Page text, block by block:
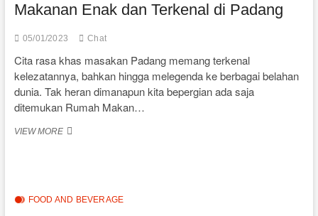
Makanan Enak dan Terkenal di Padang
05/01/2023 Chat
Cita rasa khas masakan Padang memang terkenal
kelezatannya, bahkan hingga melegenda ke berbagai belahan
dunia. Tak heran dimanapun kita bepergian ada saja
ditemukan Rumah Makan…
VIEW MOREMAKANAN
FOOD AND BEVERAGE